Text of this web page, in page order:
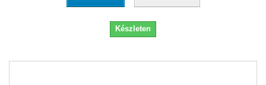
Készleten